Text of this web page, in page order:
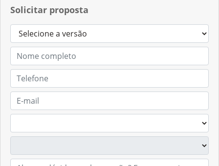
Solicitar proposta